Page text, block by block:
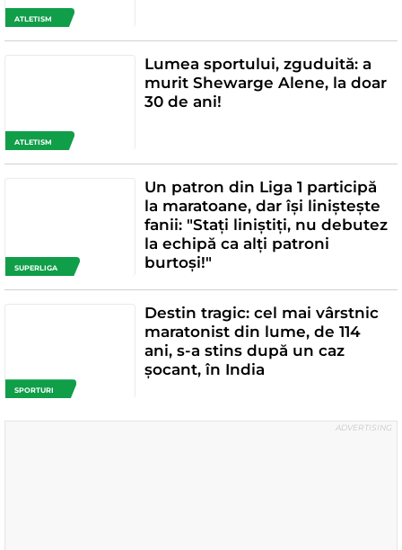
ATLETISM
ATLETISM
Lumea sportului, zguduită: a
murit Shewarge Alene, la doar
30 de ani!
SUPERLIGA
Un patron din Liga 1 participă
la maratoane, dar își liniștește
fanii: "Stați liniștiți, nu debutez
la echipă ca alți patroni
burtoși!"
SPORTURI
Destin tragic: cel mai vârstnic
maratonist din lume, de 114
ani, s-a stins după un caz
șocant, în India